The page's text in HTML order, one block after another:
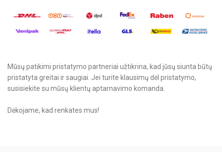
Mūsų patikimi pristatymo partneriai užtikrina, kad jūsų siunta būtų
pristatyta greitai ir saugiai. Jei turite klausimų dėl pristatymo,
susisiekite su mūsų klientų aptarnavimo komanda.
Dėkojame, kad renkates mus!